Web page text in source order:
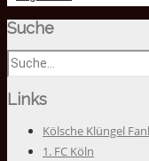
Suche
Links
Kölsche Klüngel
1. FC Köln